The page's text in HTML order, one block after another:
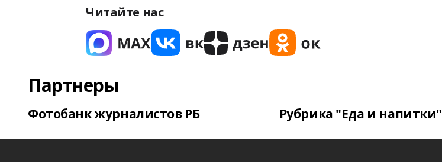
Читайте нас
Партнеры
Фотобанк журналистов РБ Рубрика "Еда и напитки"